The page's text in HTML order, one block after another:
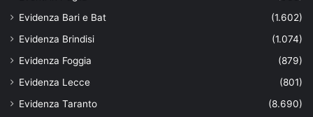
Evidenza Bari e Bat
(1.602)
Evidenza Brindisi
(1.074)
Evidenza Foggia
(879)
Evidenza Lecce
(801)
Evidenza Taranto
(8.690)